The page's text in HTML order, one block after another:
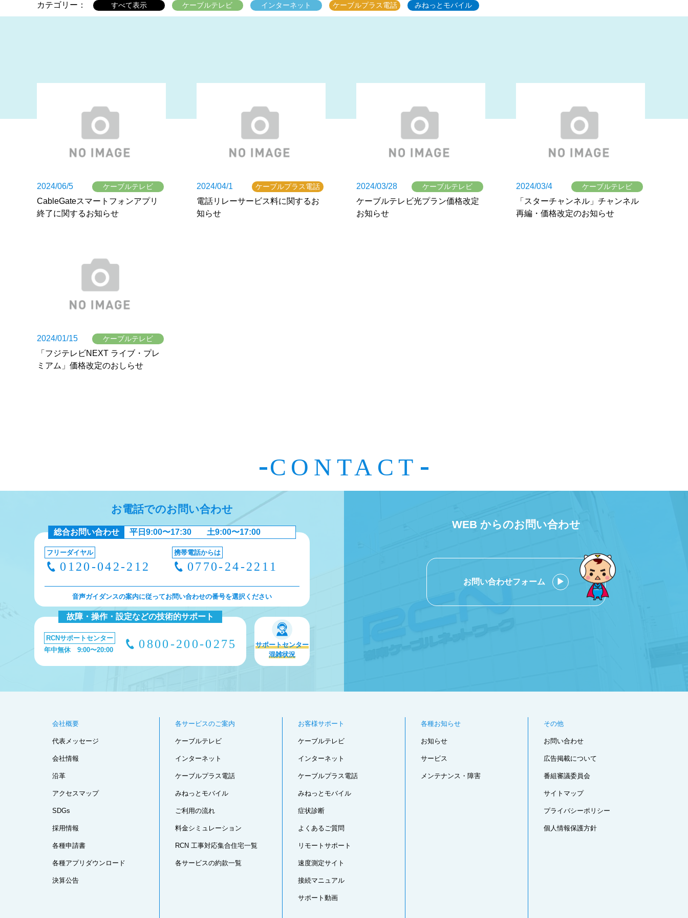
カテゴリー： すべて表示 ケーブルテレビ インターネット ケーブルプラス電話 みねっとモバイル
2024/06/5 ケーブルテレビ
CableGateスマートフォンアプリ
終了に関するお知らせ
2024/04/1 ケーブルプラス電話
電話リレーサービス料に関するお
知らせ
2024/03/28 ケーブルテレビ
ケーブルテレビ光プラン価格改定
お知らせ
2024/03/4 ケーブルテレビ
「スターチャンネル」チャンネル
再編・価格改定のお知らせ
2024/01/15 ケーブルテレビ
「フジテレビNEXT ライブ・プレ
ミアム」価格改定のおしらせ
CONTACT
お電話でのお問い合わせ
総合お問い合わせ 平日9:00〜17:30 土9:00〜17:00
フリーダイヤル
0120-042-212
携帯電話からは
0770-24-2211
音声ガイダンスの案内に従ってお問い合わせの番号を選択ください
故障・操作・設定などの技術的サポート
RCNサポートセンター
年中無休 9:00〜20:00
0800-200-0275
サポートセンター
混雑状況
WEB からのお問い合わせ
お問い合わせフォーム
会社概要
代表メッセージ
会社情報
沿革
アクセスマップ
SDGs
採用情報
各種申請書
各種アプリダウンロード
決算公告
各サービスのご案内
ケーブルテレビ
インターネット
ケーブルプラス電話
みねっとモバイル
ご利用の流れ
料金シミュレーション
RCN 工事対応集合住宅一覧
各サービスの約款一覧
お客様サポート
ケーブルテレビ
インターネット
ケーブルプラス電話
みねっとモバイル
症状診断
よくあるご質問
リモートサポート
速度測定サイト
接続マニュアル
サポート動画
各種お知らせ
お知らせ
サービス
メンテナンス・障害
その他
お問い合わせ
広告掲載について
番組審議委員会
サイトマップ
プライバシーポリシー
個人情報保護方針